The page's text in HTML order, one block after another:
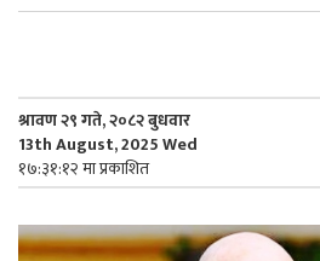
श्रावण २९ गते, २०८२ बुधवार
13th August, 2025 Wed
१७:३१:१२ मा प्रकाशित